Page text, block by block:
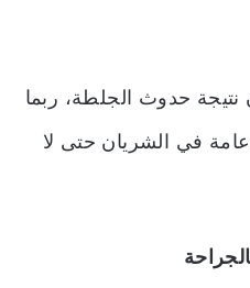
حدوث الجلطة، ربما
في الشريان حتى لا